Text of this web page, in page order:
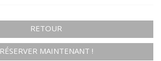
RETOUR
RÉSERVER MAINTENANT !